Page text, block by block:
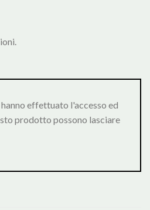
effettuato l'accesso ed
prodotto possono lasciare